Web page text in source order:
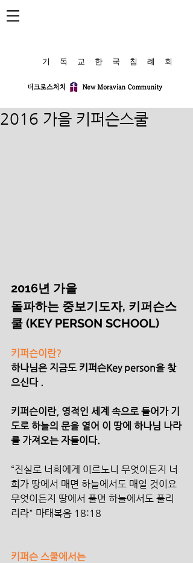
​기 독 교 한 국 침 례 회
2016 가을 키퍼슨스쿨
2016년 가을
돌파하는 중보기도자, 키퍼슨스
쿨 (KEY PERSON SCHOOL)
키퍼슨이란?
하나님은 지금도 키퍼슨Key person을 찾
으신다 .
키퍼슨이란, 영적인 세계 속으로 들어가 기
도로 하늘의 문을 열어 이 땅에 하나님 나라
를 가져오는 자들이다.
“진실로 너희에게 이르노니 무엇이든지 너
희가 땅에서 매면 하늘에서도 매일 것이요
무엇이든지 땅에서 풀면 하늘에서도 풀리
리라" 마태복음 18:18
키퍼슨 스쿨에서는